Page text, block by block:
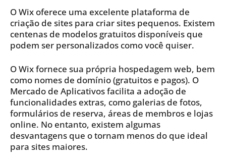
O Wix oferece uma excelente plataforma de
criação de sites para criar sites pequenos. Existem
centenas de modelos gratuitos disponíveis que
podem ser personalizados como você quiser.
O Wix fornece sua própria hospedagem web, bem
como nomes de domínio (gratuitos e pagos). O
Mercado de Aplicativos facilita a adoção de
funcionalidades extras, como galerias de fotos,
formulários de reserva, áreas de membros e lojas
online. No entanto, existem algumas
desvantagens que o tornam menos do que ideal
para sites maiores.